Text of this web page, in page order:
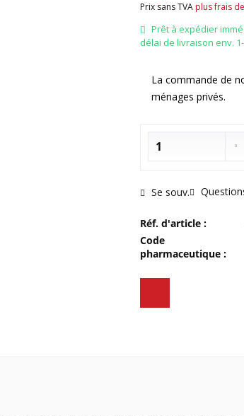
Prix sans TVAplus frais
Prêt à expédier
délai de livraison env.
La commande de
ménages privés.
Se souv.
Réf. d'article :
Code
pharmaceutique :